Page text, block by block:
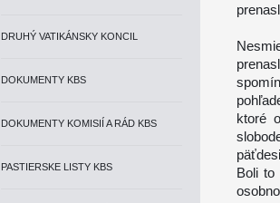
DRUHÝ VATIKÁNSKY KONCIL
DOKUMENTY KBS
DOKUMENTY KOMISIÍ A RÁD KBS
PASTIERSKE LISTY KBS
ktoré
Boli to